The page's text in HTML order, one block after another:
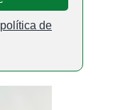
política de